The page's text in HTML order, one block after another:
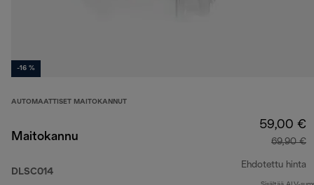
-16 %
AUTOMAATTISET MAITOKANNUT
Maitokannu
DLSC014
59,00 €
69,90 €
Ehdotettu hinta